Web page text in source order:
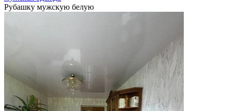
Рубашку мужскую белую